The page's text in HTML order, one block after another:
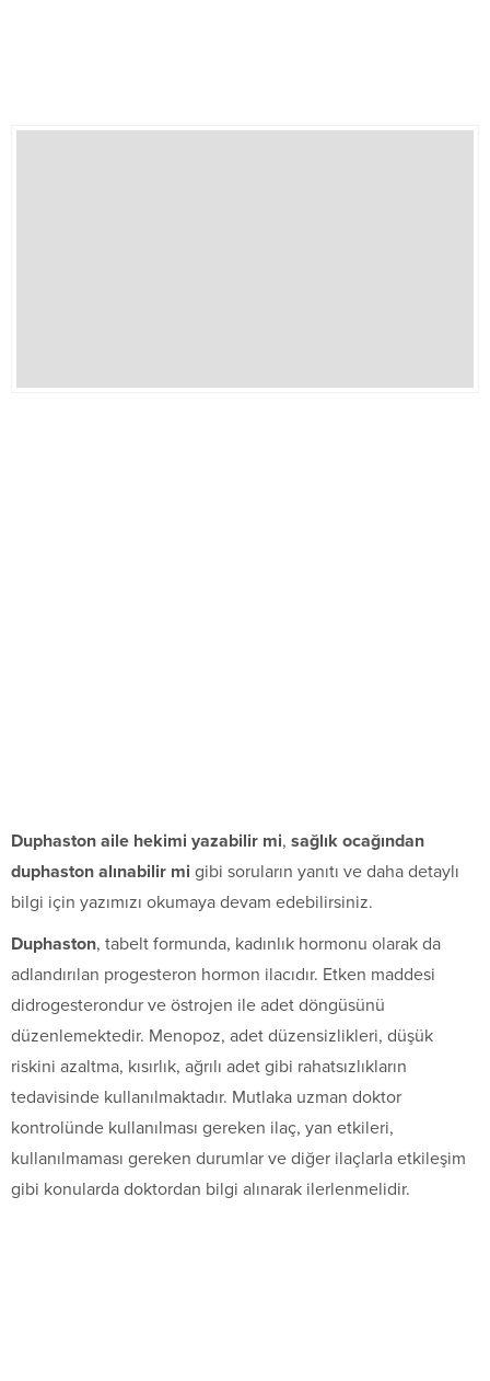
Duphaston aile hekimi yazabilir mi, sağlık ocağından
duphaston alınabilir mi gibi soruların yanıtı ve daha detaylı
bilgi için yazımızı okumaya devam edebilirsiniz.
Duphaston, tabelt formunda, kadınlık hormonu olarak da
adlandırılan progesteron hormon ilacıdır. Etken maddesi
didrogesterondur ve östrojen ile adet döngüsünü
düzenlemektedir. Menopoz, adet düzensizlikleri, düşük
riskini azaltma, kısırlık, ağrılı adet gibi rahatsızlıkların
tedavisinde kullanılmaktadır. Mutlaka uzman doktor
kontrolünde kullanılması gereken ilaç, yan etkileri,
kullanılmaması gereken durumlar ve diğer ilaçlarla etkileşim
gibi konularda doktordan bilgi alınarak ilerlenmelidir.